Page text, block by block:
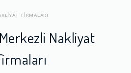
FİRMALARI
Nakliyat